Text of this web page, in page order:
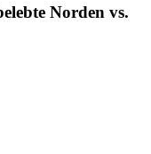
Norden vs.